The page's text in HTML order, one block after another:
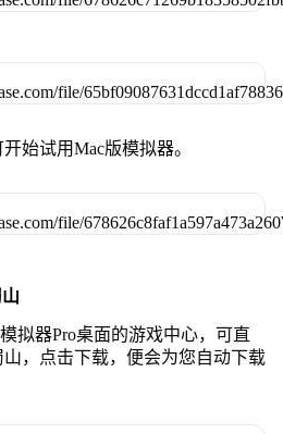
始试用Mac版模拟器。
拟器Pro桌面的游戏中心，可直
，点击下载，便会为您自动下载